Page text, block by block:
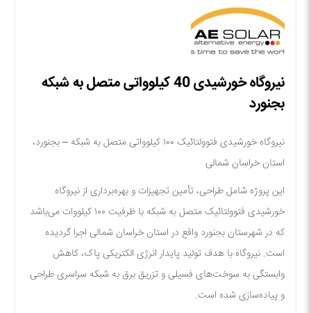
نیروگاه خورشیدی 40 کیلوواتی متصل به شبکه
بجنورد
نیروگاه خورشیدی فتوولتائیک ۱۰۰ کیلوواتی متصل به شبکه – بجنورد،
استان خراسان شمالی
این پروژه شاملطراحی، تأمین تجهیزات و بهره‌برداری از نیروگاه
خورشیدی فتوولتائیک متصل به شبکه با ظرفیت ۱۰۰ کیلووات
می‌باشد
که در شهرستان بجنورد واقع در استان خراسان شمالی اجرا گردیده
است. نیروگاه با هدف تولید پایدار انرژی الکتریکی پاک، کاهش
وابستگی به سوخت‌های فسیلی و تزریق برق به شبکه سراسری طراحی
و پیاده‌سازی شده است.